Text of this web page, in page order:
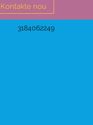
3184062249
Kontakte nou